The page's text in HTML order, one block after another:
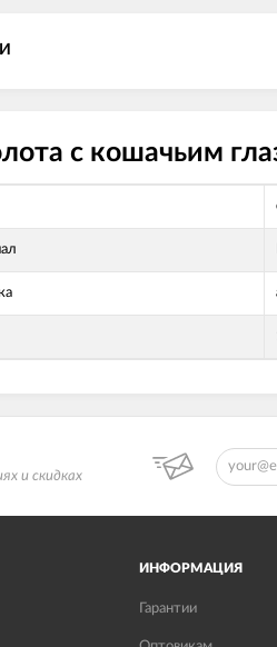
с кошачьим
и скидках
ИНФОРМАЦИЯ
Гарантии